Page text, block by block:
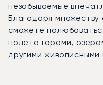
незабываемые
Благодаря
сможете
полёта горами,
другими живописными